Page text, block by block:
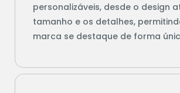
personalizáveis, desde o design
tamanho e os detalhes,
marca se destaque de forma